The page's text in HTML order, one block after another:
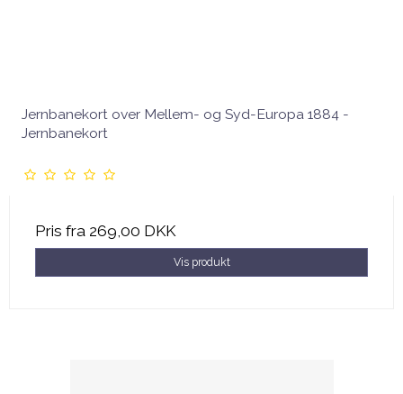
Jernbanekort over Mellem- og Syd-Europa 1884 -
Jernbanekort
Pris fra 269,00 DKK
Vis produkt